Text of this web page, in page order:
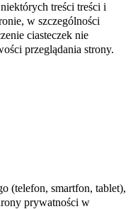
treści treści i
w szczególności
ciasteczek nie
przeglądania strony.
(telefon, smartfon, tablet),
prywatności w